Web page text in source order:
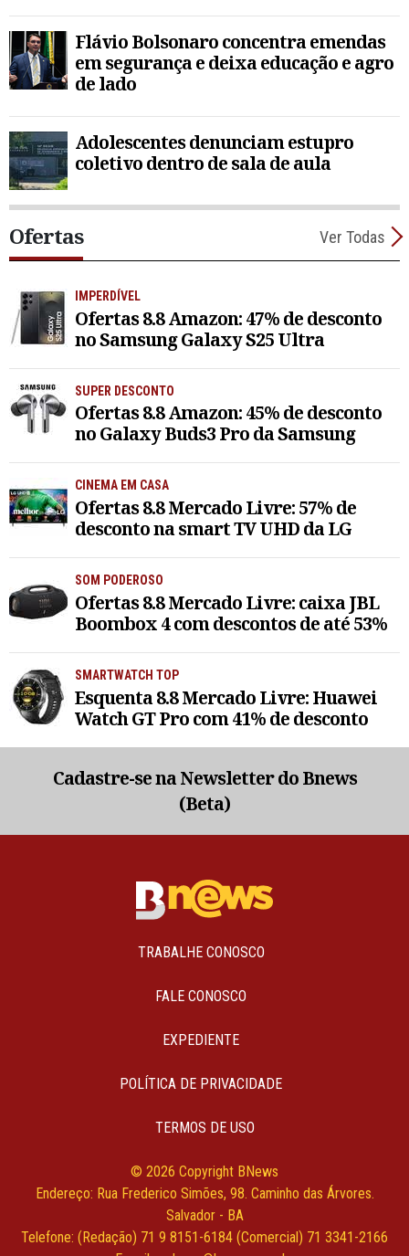
Flávio Bolsonaro concentra emendas
em segurança e deixa educação e agro
de lado
Adolescentes denunciam estupro
coletivo dentro de sala de aula
Ofertas Ver Todas
IMPERDÍVEL
Ofertas 8.8 Amazon: 47% de desconto
no Samsung Galaxy S25 Ultra
SUPER DESCONTO
Ofertas 8.8 Amazon: 45% de desconto
no Galaxy Buds3 Pro da Samsung
CINEMA EM CASA
Ofertas 8.8 Mercado Livre: 57% de
desconto na smart TV UHD da LG
SOM PODEROSO
Ofertas 8.8 Mercado Livre: caixa JBL
Boombox 4 com descontos de até 53%
SMARTWATCH TOP
Esquenta 8.8 Mercado Livre: Huawei
Watch GT Pro com 41% de desconto
Cadastre-se na Newsletter do Bnews
(Beta)
TRABALHE CONOSCO
FALE CONOSCO
EXPEDIENTE
POLÍTICA DE PRIVACIDADE
TERMOS DE USO
© 2026 Copyright BNews
Endereço: Rua Frederico Simões, 98. Caminho das Árvores.
Salvador - BA
Telefone: (Redação) 71 9 8151-6184 (Comercial) 71 3341-2166